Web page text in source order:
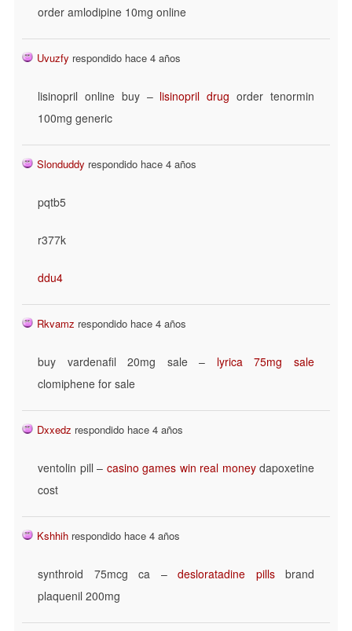
order amlodipine 10mg online
Uvuzfy respondido hace 4 años
lisinopril online buy – lisinopril drug order tenormin
100mg generic
Slonduddy respondido hace 4 años
pqtb5
r377k
ddu4
Rkvamz respondido hace 4 años
buy vardenafil 20mg sale – lyrica 75mg sale
clomiphene for sale
Dxxedz respondido hace 4 años
ventolin pill – casino games win real moneydapoxetine
cost
Kshhih respondido hace 4 años
synthroid 75mcg ca – desloratadine pillsbrand
plaquenil 200mg